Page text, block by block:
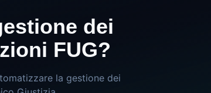
dei
FUG?
la gestione dei